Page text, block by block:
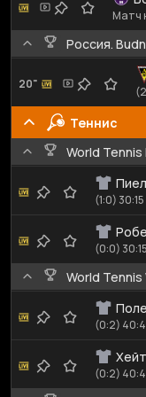
Матч
Россия.
20"
Теннис
World
(1:0)
(0:0)
World Tennis
(0:2)
(0:2)